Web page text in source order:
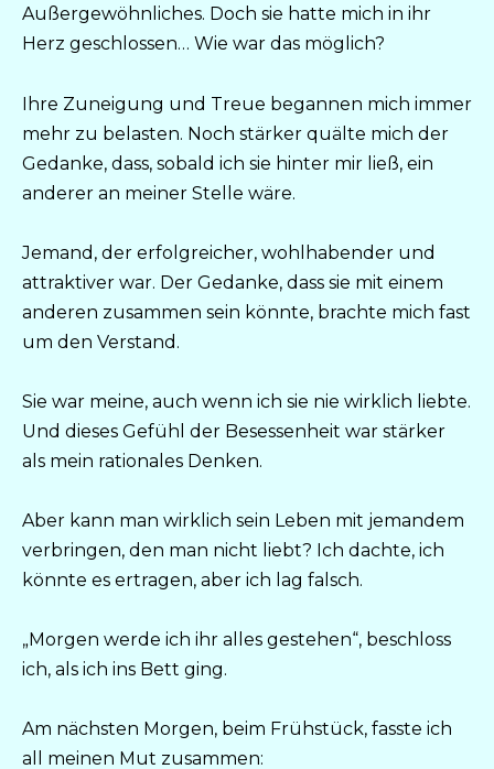
Außergewöhnliches. Doch sie hatte mich in ihr
Herz geschlossen… Wie war das möglich?
Ihre Zuneigung und Treue begannen mich immer
mehr zu belasten. Noch stärker quälte mich der
Gedanke, dass, sobald ich sie hinter mir ließ, ein
anderer an meiner Stelle wäre.
Jemand, der erfolgreicher, wohlhabender und
attraktiver war. Der Gedanke, dass sie mit einem
anderen zusammen sein könnte, brachte mich fast
um den Verstand.
Sie war meine, auch wenn ich sie nie wirklich liebte.
Und dieses Gefühl der Besessenheit war stärker
als mein rationales Denken.
Aber kann man wirklich sein Leben mit jemandem
verbringen, den man nicht liebt? Ich dachte, ich
könnte es ertragen, aber ich lag falsch.
„Morgen werde ich ihr alles gestehen“, beschloss
ich, als ich ins Bett ging.
Am nächsten Morgen, beim Frühstück, fasste ich
all meinen Mut zusammen: